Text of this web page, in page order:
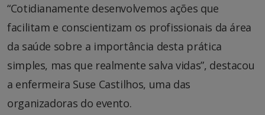
“Cotidianamente desenvolvemos ações que
facilitam e conscientizam os profissionais da área
da saúde sobre a importância desta prática
simples, mas que realmente salva vidas”, destacou
a enfermeira Suse Castilhos, uma das
organizadoras do evento.